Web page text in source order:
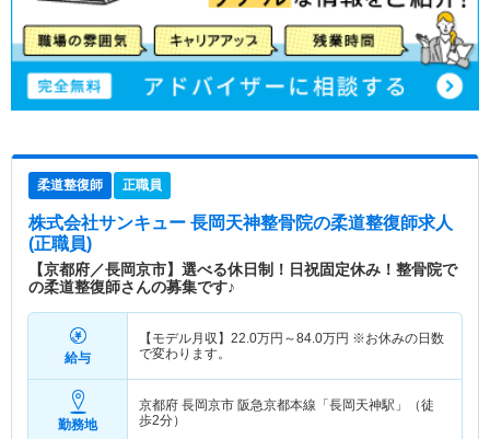
柔道整復師 正職員
株式会社サンキュー 長岡天神整骨院の柔道整復師求人
(正職員)
【京都府／長岡京市】選べる休日制！日祝固定休み！整骨院で
の柔道整復師さんの募集です♪
給与
【モデル月収】 22.0万円～84.0万円 ※お休みの日数
で変わります。
勤務地
京都府 長岡京市 阪急京都本線「長岡天神駅」（徒
歩2分）